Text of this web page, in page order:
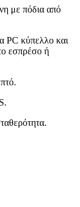
με πόδια από
PC κύπελλο και
εσπρέσο ή